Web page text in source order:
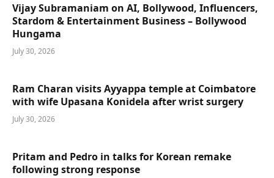
Vijay Subramaniam on AI, Bollywood, Influencers,
Stardom & Entertainment Business – Bollywood
Hungama
July 30, 2026
Ram Charan visits Ayyappa temple at Coimbatore
with wife Upasana Konidela after wrist surgery
July 30, 2026
Pritam and Pedro in talks for Korean remake
following strong response